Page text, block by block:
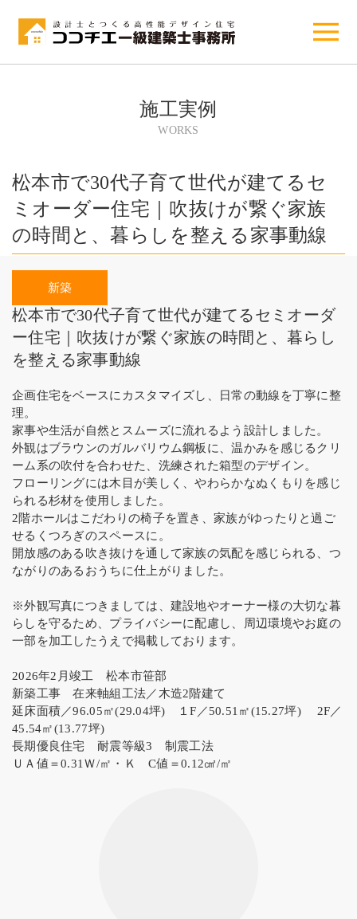
施工実例
WORKS
松本市で30代子育て世代が建てるセ
ミオーダー住宅｜吹抜けが繋ぐ家族
の時間と、暮らしを整える家事動線
松本市で30代子育て世代が建てるセミオーダ
ー住宅｜吹抜けが繋ぐ家族の時間と、暮らし
を整える家事動線
企画住宅をベースにカスタマイズし、日常の動線を丁寧に整
理。
家事や生活が自然とスムーズに流れるよう設計しました。
外観はブラウンのガルバリウム鋼板に、温かみを感じるクリ
ーム系の吹付を合わせた、洗練された箱型のデザイン。
フローリングには木目が美しく、やわらかなぬくもりを感じ
られる杉材を使用しました。
2階ホールはこだわりの椅子を置き、家族がゆったりと過ご
せるくつろぎのスペースに。
開放感のある吹き抜けを通して家族の気配を感じられる、つ
ながりのあるおうちに仕上がりました。
※外観写真につきましては、建設地やオーナー様の大切な暮
らしを守るため、プライバシーに配慮し、周辺環境やお庭の
一部を加工したうえで掲載しております。
2026年2月竣工 松本市笹部
新築工事 在来軸組工法／木造2階建て
延床面積／96.05㎡(29.04坪) １F／50.51㎡(15.27坪) 2F／
45.54㎡(13.77坪)
長期優良住宅 耐震等級3 制震工法
ＵＡ値＝0.31Ｗ/㎡・Ｋ C値＝0.12㎠/㎡